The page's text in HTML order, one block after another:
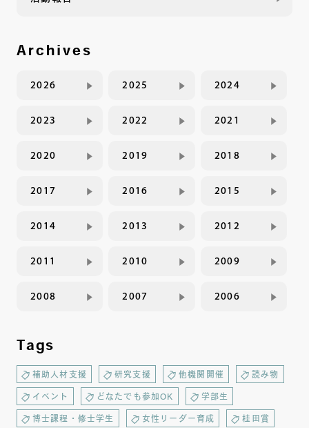
Archives
2026 2025 2024
2023 2022 2021
2020 2019 2018
2017 2016 2015
2014 2013 2012
2011 2010 2009
2008 2007 2006
Tags
補助人材支援 研究支援 他機関開催 読み物
イベント どなたでも参加OK 学部生
博士課程・修士学生 女性リーダー育成 桂田賞